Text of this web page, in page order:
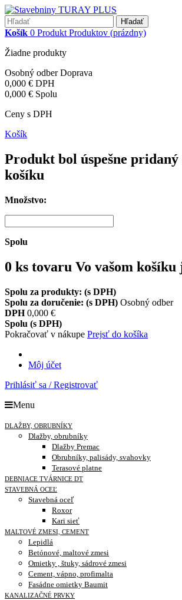
Hľadať
Košík 0 Produkt Produktov (prázdny)
Žiadne produkty
Osobný odberDoprava
0,000 € DPH
0,000 € Spolu
Ceny s DPH
Košík
Produkt bol úspešne pridaný
košíku
Množstvo:
Spolu
0 ks tovaru Vo vašom
Spolu za produkty: (s DPH)
Spolu za doručenie: (s DPH) Osobný odber
DPH 0,000 €
Spolu (s DPH)
Pokračovať v nákupe Prejsť do košíka
Môj účet
Prihlásiť sa / Registrovať
Menu
DLAŽBY, OBRUBNÍKY
Dlažby, obrubníky
Dlažby Premac
Obrubníky, palisády, svahovky
Terasové platne
DEBNIACE TVÁRNICE DT
STAVEBNÁ OCEĽ
Stavebná oceľ
Roxor
Kari sieť
MALTOVÉ ZMESI, CEMENT
Lepidlá
Betónové, maltové zmesi
Omietky , štuky, sádrové zmesi
Cement, vápno, profimalta
Fasádne omietky Baumit
KANALIZAČNÉ PRVKY